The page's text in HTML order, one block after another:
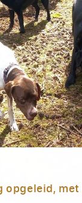
opgeleid,